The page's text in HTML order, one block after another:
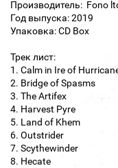
Производитель: Fono
Год выпуска: 2019
Упаковка: CD Box
Трек лист:
1. Calm in Ire of
2. Bridge of Spasms
3. The Artifex
4. Harvest Pyre
5. Land of Khem
6. Outstrider
7. Scythewinder
8. Hecate